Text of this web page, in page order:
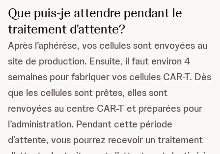
Que puis-je attendre pendant le
traitement d'attente?
Après l’aphérèse, vos cellules sont envoyées au
site de production. Ensuite, il faut environ 4
semaines pour fabriquer vos cellules CAR-T. Dès
que les cellules sont prêtes, elles sont
renvoyées au centre CAR-T et préparées pour
l’administration. Pendant cette période
d’attente, vous pourrez recevoir un traitement